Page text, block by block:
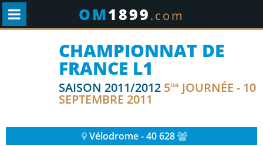
OM1899.com
CHAMPIONNAT DE
FRANCE L1
SAISON 2011/2012 5ÈME JOURNÉE - 10
SEPTEMBRE 2011
Vélodrome - 40 628